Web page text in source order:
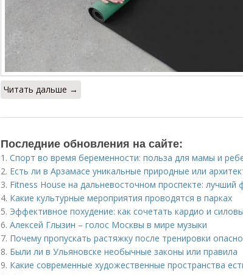
Читать дальше →
Последние обновления на сайте:
1. Спорт во время беременности: польза для мамы и
2. Есть ли в Арзамасе уникальные природные или
3. Fitness House на дальневосточном проспекте: лучший
4. Какие культурные мероприятия проводятся в парках
5. Эффективное похудение: как сочетать кардио и
6. Алексей Глызин – голос Москвы в мире музыки
7. Почему пропускать растяжку после тренировки
8. Были ли в Ульяновске необычные законы или правила
9. Какие современные художественные пространства